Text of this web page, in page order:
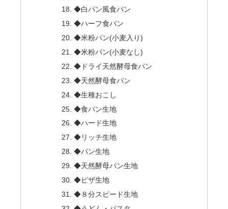
◆白パン風食パン
◆ハーフ食パン
◆米粉パン(小麦入り)
◆米粉パン(小麦なし)
◆ドライ天然酵母食パン
◆天然酵母食パン
◆生種おこし
◆食パン生地
◆ハード生地
◆リッチ生地
◆パン生地
◆天然酵母パン生地
◆ピザ生地
◆８分スピード生地